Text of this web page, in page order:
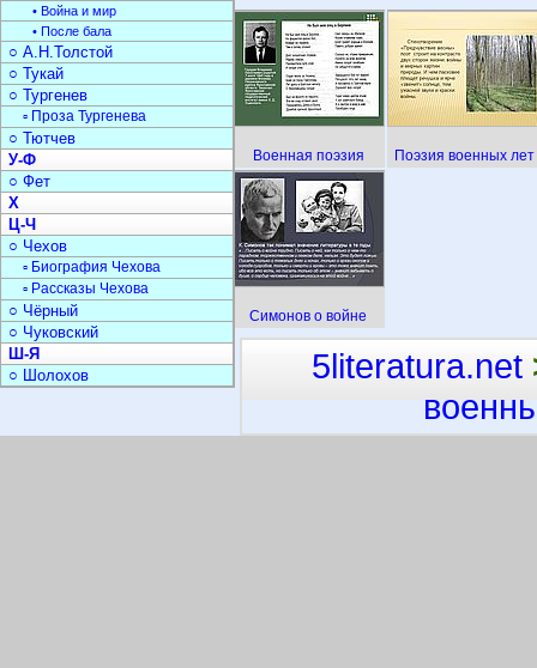
Военная поэзия Поэзия военных лет
Симонов о войне
• Война и мир
• После бала
○ А.Н.Толстой
○ Тукай
○ Тургенев
▫ Проза Тургенева
○ Тютчев
У-Ф
○ Фет
Х
Ц-Ч
○ Чехов
▫ Биография Чехова
▫ Рассказы Чехова
○ Чёрный
○ Чуковский
Ш-Я
○ Шолохов
5literatura.net